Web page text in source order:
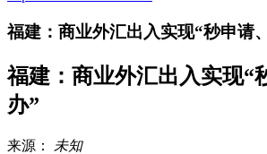
福建：商业外汇出入实现“秒申请
福建：商业外汇出入实现“
办”
来源：
未知